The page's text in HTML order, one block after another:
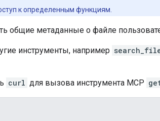
к определенным функциям.
общие метаданные о файле
инструменты, например
curl для вызова инструмента MCP